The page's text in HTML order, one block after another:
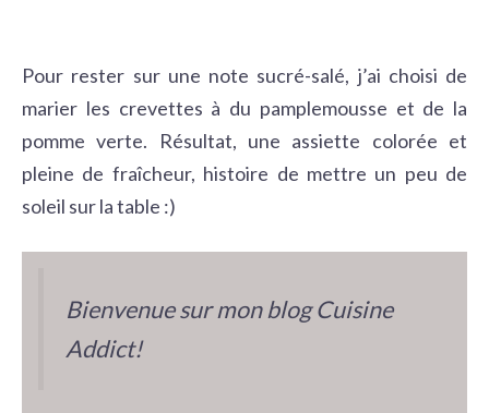
Pour rester sur une note sucré-salé, j’ai choisi de
marier les crevettes à du pamplemousse et de la
pomme verte. Résultat, une assiette colorée et
pleine de fraîcheur, histoire de mettre un peu de
soleil sur la table :)
Bienvenue sur mon blog Cuisine
Addict!